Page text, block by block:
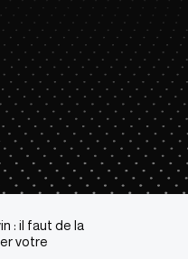
: il faut de la
votre